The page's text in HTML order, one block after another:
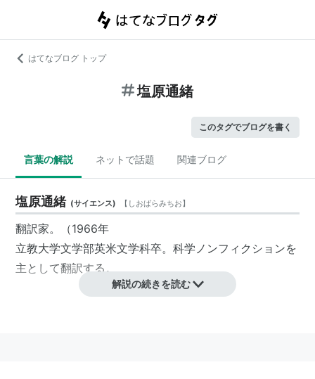
はてなブログ トップ
塩原通緒
このタグでブログを書く
言葉の解説 ネットで話題 関連ブログ
塩原通緒 (サイエンス) 【 しおばらみちお】
翻訳家。（1966年
立教大学文学部英米文学科卒。科学ノンフィクションを
主として翻訳する。
解説の続きを読む